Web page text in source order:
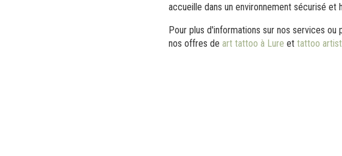
accueille dans un environnement sécurisé
Pour plus d'informations sur nos services
nos offres de art tattoo à Lure et tattoo